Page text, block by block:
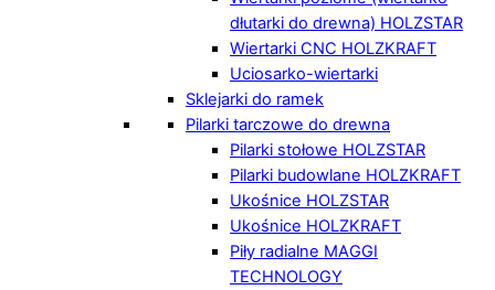
dłutarki do drewna) HOLZSTAR
Wiertarki CNC HOLZKRAFT
Uciosarko-wiertarki
Sklejarki do ramek
Pilarki tarczowe do drewna
Pilarki stołowe HOLZSTAR
Pilarki budowlane HOLZKRAFT
Ukośnice HOLZSTAR
Ukośnice HOLZKRAFT
Piły radialne MAGGI
TECHNOLOGY